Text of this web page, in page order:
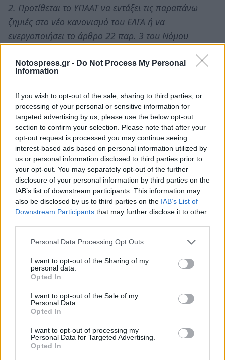
Notospress.gr - Do Not Process My Personal
Information
If you wish to opt-out of the sale, sharing to third parties, or
processing of your personal or sensitive information for
targeted advertising by us, please use the below opt-out
section to confirm your selection. Please note that after your
opt-out request is processed you may continue seeing
interest-based ads based on personal information utilized by
us or personal information disclosed to third parties prior to
your opt-out. You may separately opt-out of the further
disclosure of your personal information by third parties on the
IAB’s list of downstream participants. This information may
also be disclosed by us to third parties on the IAB’s List of
Downstream Participants that may further disclose it to other
Personal Data Processing Opt Outs
I want to opt-out of the Sharing of my
personal data.
Opted In
I want to opt-out of the Sale of my
Personal Data.
Opted In
I want to opt-out of processing my
Personal Data for Targeted Advertising.
Opted In
2. Προτίθεται το ΥΠΑΑΤ να εντάξει τις παραπάνω
ζημιές στο νέο κανονισμό του ΕΛΓΑ ή να
ενεργοποιήσει το άρθρο 22 παρ. 3 του Νόμου
Οι ερωτώντες βουλευτές
Πετράκος Αθανάσιος
Καλογερή Αγνή
TAGS: ΑΓΡΟΤΙΚΑ